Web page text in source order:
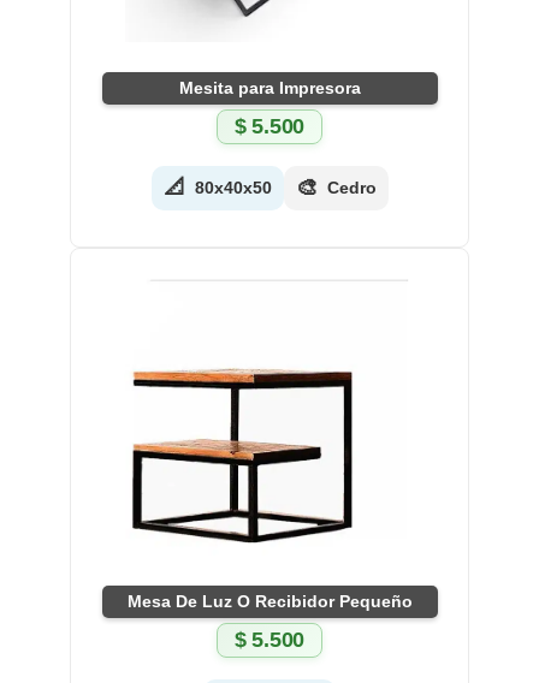
Mesita para Impresora
$5.500
📐 80x40x50 🎨 Cedro
Mesa De Luz O Recibidor Pequeño
$5.500